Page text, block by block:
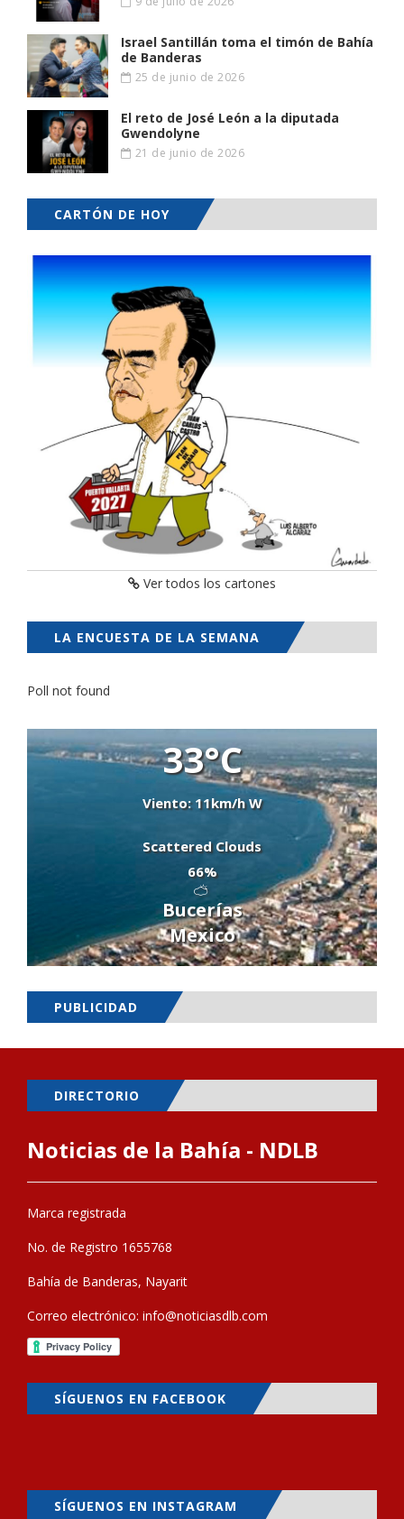
Israel Santillán toma el timón de Bahía
de Banderas
25 de junio de 2026
El reto de José León a la diputada
Gwendolyne
21 de junio de 2026
CARTÓN DE HOY
Ver todos los cartones
LA ENCUESTA DE LA SEMANA
Poll not found
33°C
Viento: 11km/h W
Scattered Clouds
66%
Bucerías
Mexico
PUBLICIDAD
DIRECTORIO
Noticias de la Bahía - NDLB
Marca registrada
No. de Registro 1655768
Bahía de Banderas, Nayarit
Correo electrónico: info@noticiasdlb.com
SÍGUENOS EN FACEBOOK
SÍGUENOS EN INSTAGRAM